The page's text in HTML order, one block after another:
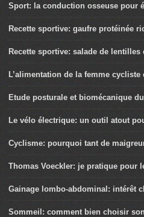
Sport: la conduction osseuse pour
Recette sportive: gaufre protéinée
Recette sportive: salade de lentilles
L’alimentation de la femme
Etude posturale et biomécanique
Le vélo électrique: un outil atout
Cyclisme: pourquoi tant de
Thomas Voeckler: je pratique pour
Gainage lombo-abdominal: intérêt
Sommeil: comment bien choisir